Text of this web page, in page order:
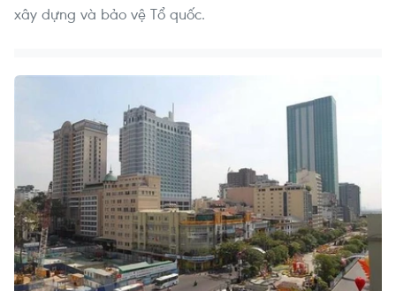
xây dựng và bảo vệ Tổ quốc.